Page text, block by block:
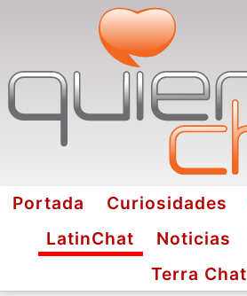
Portada Curiosidades
LatinChat
Noticias
Terra Chat